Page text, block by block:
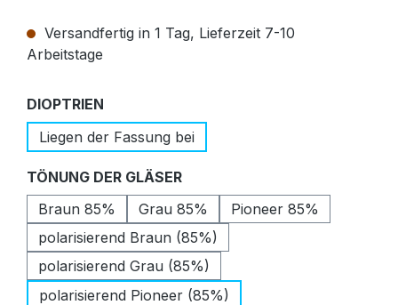
Versandfertig in 1 Tag, Lieferzeit 7-10
Arbeitstage
DIOPTRIEN
Liegen der Fassung bei
TÖNUNG DER GLÄSERauswählen
Braun 85%
Grau 85%
Pioneer 85%
polarisierend Braun (85%)
polarisierend Grau (85%)
polarisierend Pioneer (85%)